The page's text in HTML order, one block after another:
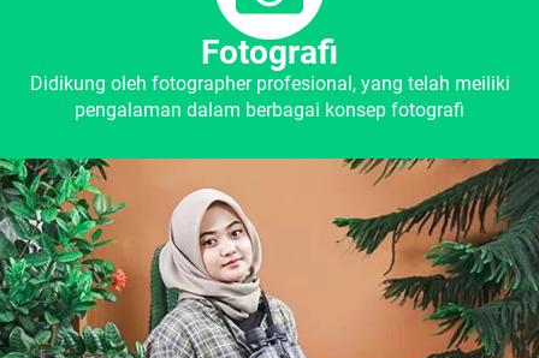
Fotografi
Didikung oleh fotographer profesional, yang telah meiliki
pengalaman dalam berbagai konsep fotografi